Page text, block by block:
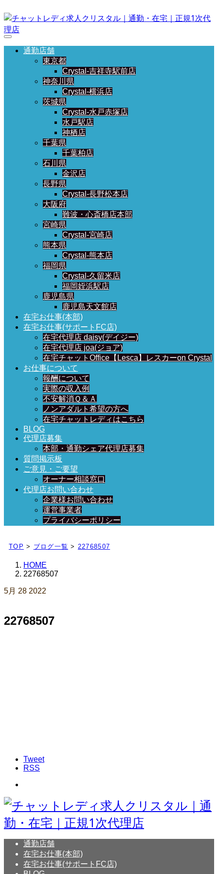
通勤店舗
東京都
Crystal-吉祥寺駅前店
神奈川県
Crystal-横浜店
茨城県
Crystal-水戸赤塚店
水戸駅店
神栖店
千葉県
千葉柏店
石川県
金沢店
長野県
Crystal-長野松本店
大阪府
難波・心斎橋店本部
宮崎県
Crystal-宮崎店
熊本県
Crystal-熊本店
福岡県
Crystal-久留米店
福岡姪浜駅店
鹿児島県
鹿児島天文館店
在宅お仕事(本部)
在宅お仕事(サポートFC店)
在宅代理店 daisy(デイジー)
在宅代理店 joa(ジョア)
在宅チャットOffice【Lesca】レスカーon Crystal
お仕事について
報酬について
実際の収入例
不安解消Ｑ＆Ａ
ノンアダルト希望の方へ
在宅チャットレディはこちら
BLOG
代理店募集
本部・通勤シェア代理店募集
質問掲示板
ご意見・ご要望
オーナー相談窓口
代理店お問い合わせ
企業様お問い合わせ
運営事業者
プライバシーポリシー
日々、ブログを更新中！
TOP > ブログ一覧 > 22768507
HOME
22768507
5月 28 2022
22768507
Tweet
RSS
通勤店舗
在宅お仕事(本部)
在宅お仕事(サポートFC店)